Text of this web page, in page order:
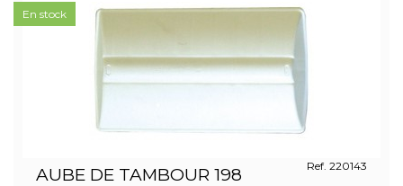
AUBE DE TAMBOUR 198
Ref. 220143
En stock